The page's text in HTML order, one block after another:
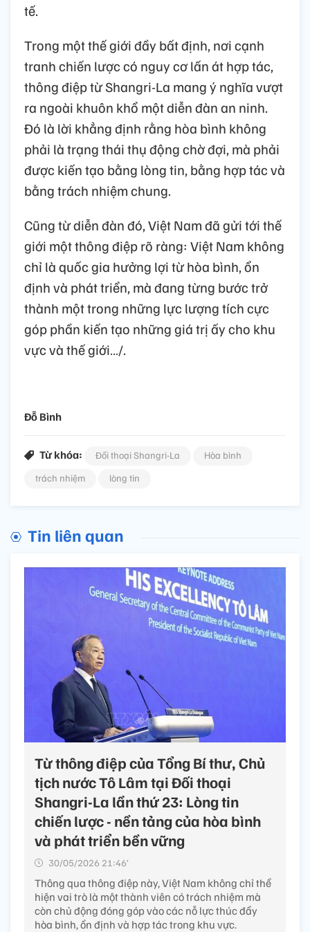
tế.
Trong một thế giới đầy bất định, nơi cạnh
tranh chiến lược có nguy cơ lấn át hợp tác,
thông điệp từ Shangri-La mang ý nghĩa vượt
ra ngoài khuôn khổ một diễn đàn an ninh.
Đó là lời khẳng định rằng hòa bình không
phải là trạng thái thụ động chờ đợi, mà phải
được kiến tạo bằng lòng tin, bằng hợp tác và
bằng trách nhiệm chung.
Cũng từ diễn đàn đó, Việt Nam đã gửi tới thế
giới một thông điệp rõ ràng: Việt Nam không
chỉ là quốc gia hưởng lợi từ hòa bình, ổn
định và phát triển, mà đang từng bước trở
thành một trong những lực lượng tích cực
góp phần kiến tạo những giá trị ấy cho khu
vực và thế giới…/.
Đỗ Bình
Từ khóa: Đối thoại Shangri-La
Hòa bình
trách nhiệm
lòng tin
Tin liên quan
Từ thông điệp của Tổng Bí thư, Chủ
tịch nước Tô Lâm tại Đối thoại
Shangri-La lần thứ 23: Lòng tin
chiến lược - nền tảng của hòa bình
và phát triển bền vững
30/05/2026 21:46’
Thông qua thông điệp này, Việt Nam không chỉ thể
hiện vai trò là một thành viên có trách nhiệm mà
còn chủ động đóng góp vào các nỗ lực thúc đẩy
hòa bình, ổn định và hợp tác trong khu vực.